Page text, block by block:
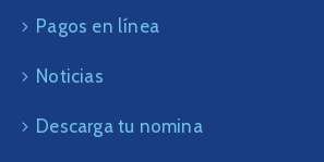
Pagos en línea
Noticias
Descarga tu nomina